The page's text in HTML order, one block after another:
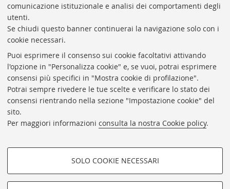
comunicazione istituzionale e analisi dei comportamenti degli
utenti.
Se chiudi questo banner continuerai la navigazione solo con i
cookie necessari.
Puoi esprimere il consenso sui cookie facoltativi attivando
l'opzione in "Personalizza cookie" e, se vuoi, potrai esprimere
consensi più specifici in "Mostra cookie di profilazione".
Potrai sempre rivedere le tue scelte e verificare lo stato dei
consensi rientrando nella sezione "Impostazione cookie" del
sito.
Per maggiori informazioni consulta la nostra Cookie policy.
COOKIE DI PROFILAZIONE -
FACOLTATIVI
SOLO COOKIE NECESSARI
Rss
Statistiche
Biblioteche di Ateneo
Sale studio
Carta dei servizi
Proxy
Help Desk
Informazioni sul sito e accessibilità
Impostazioni Cookie